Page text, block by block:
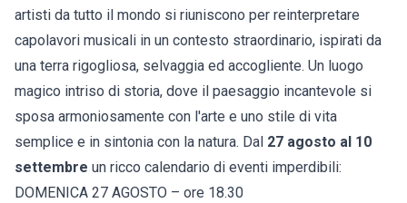
artisti da tutto il mondo si riuniscono per reinterpretare
capolavori musicali in un contesto straordinario, ispirati da
una terra rigogliosa, selvaggia ed accogliente. Un luogo
magico intriso di storia, dove il paesaggio incantevole si
sposa armoniosamente con l'arte e uno stile di vita
semplice e in sintonia con la natura. Dal 27 agosto al 10
settembre un ricco calendario di eventi imperdibili:
DOMENICA 27 AGOSTO – ore 18.30